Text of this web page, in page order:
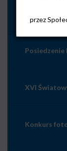
Posiedzenie
XVI
przez